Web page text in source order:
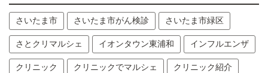
さいたま市 さいたま市がん検診 さいたま市緑区
さとクリマルシェ イオンタウン東浦和 インフルエンザ
クリニック クリニックでマルシェ クリニック紹介